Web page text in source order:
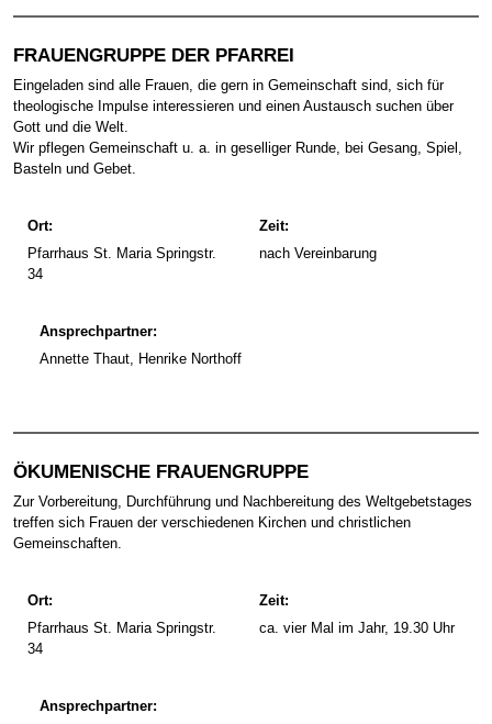
FRAUENGRUPPE DER PFARREI
Eingeladen sind alle Frauen, die gern in Gemeinschaft sind, sich für
theologische Impulse interessieren und einen Austausch suchen über
Gott und die Welt.
Wir pflegen Gemeinschaft u. a. in geselliger Runde, bei Gesang, Spiel,
Basteln und Gebet.
Ort:
Pfarrhaus St. Maria Springstr.
34
Zeit:
nach Vereinbarung
Ansprechpartner:
Annette Thaut, Henrike Northoff
ÖKUMENISCHE FRAUENGRUPPE
Zur Vorbereitung, Durchführung und Nachbereitung des Weltgebetstages
treffen sich Frauen der verschiedenen Kirchen und christlichen
Gemeinschaften.
Ort:
Pfarrhaus St. Maria Springstr.
34
Zeit:
ca. vier Mal im Jahr, 19.30 Uhr
Ansprechpartner: